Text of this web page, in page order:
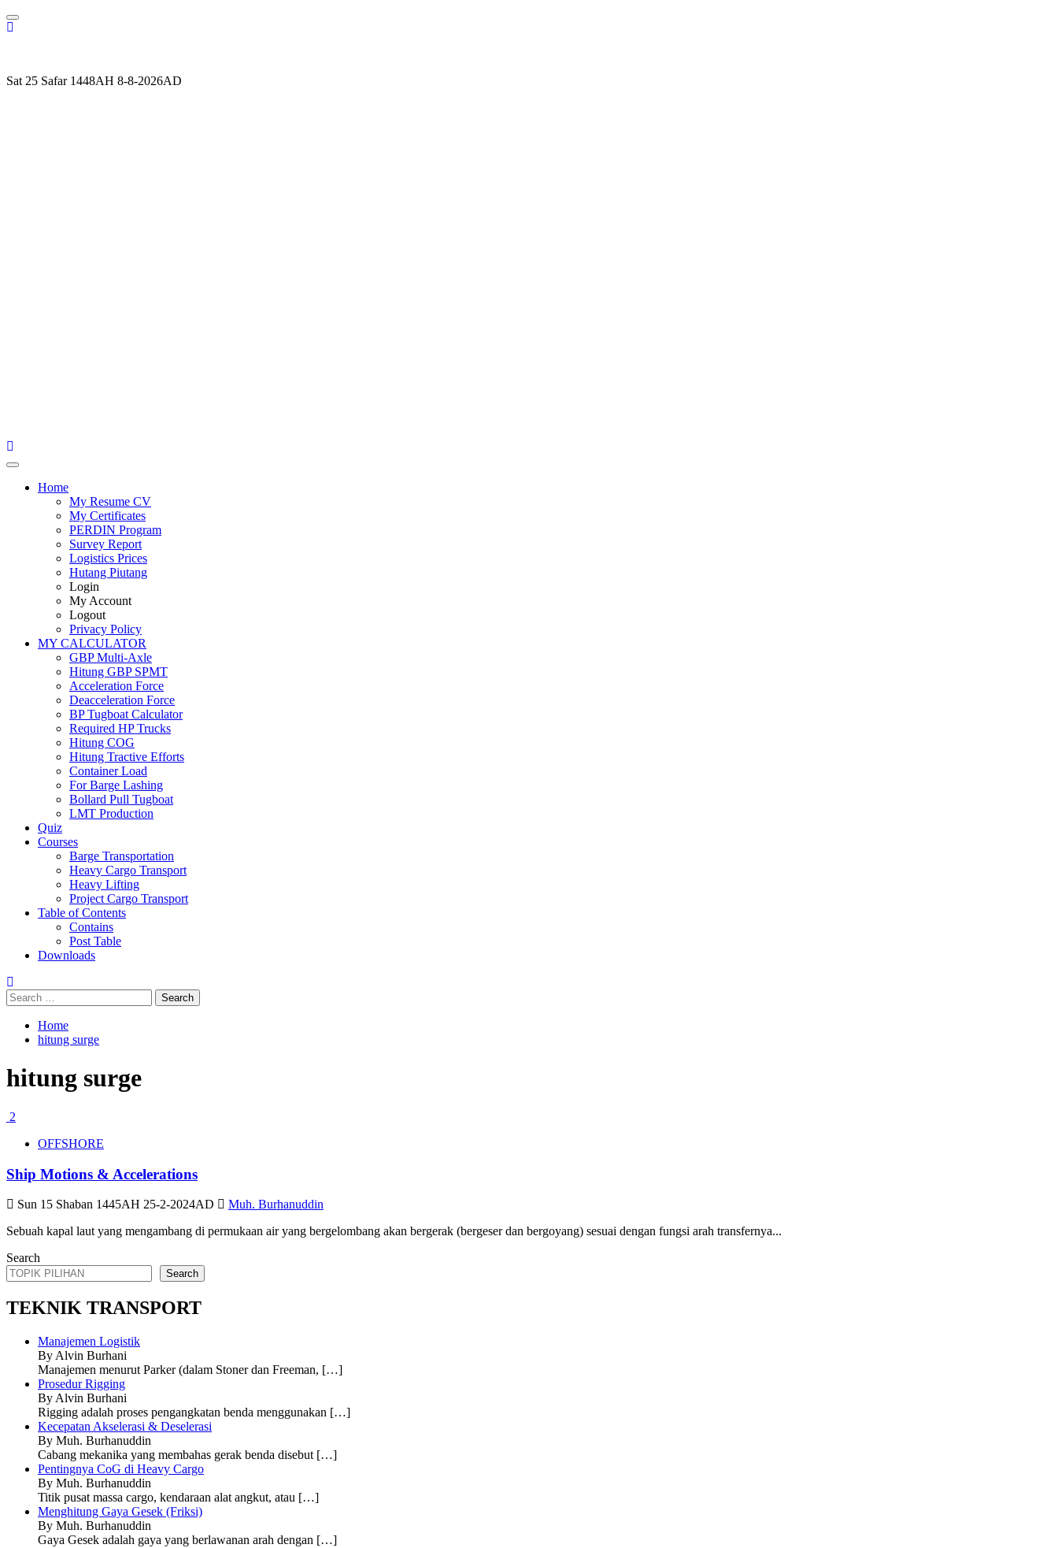
Skip
to
Sat 25 Safar 1448AH 8-8-2026AD
Primary
Home
My Resume CV
My Certificates
PERDIN Program
Survey Report
Logistics Prices
Hutang Piutang
Login
My Account
Logout
Privacy Policy
MY CALCULATOR
GBP Multi-Axle
Hitung GBP SPMT
Acceleration Force
Deacceleration Force
BP Tugboat Calculator
Required HP Trucks
Hitung COG
Hitung Tractive Efforts
Container Load
For Barge Lashing
Bollard Pull Tugboat
LMT Production
Quiz
Courses
Barge Transportation
Heavy Cargo Transport
Heavy Lifting
Project Cargo Transport
Table of Contents
Contains
Post Table
Downloads
Search
for:
Home
hitung surge
hitung surge
2
OFFSHORE
Ship Motions & Accelerations
Sun 15 Shaban 1445AH 25-2-2024AD
Muh. Burhanuddin
Sebuah kapal laut yang mengambang di permukaan air yang bergelombang akan bergerak (bergeser dan bergoyang) sesuai dengan fungsi arah transfernya...
Search
Search
TEKNIK TRANSPORT
Manajemen Logistik
By Alvin Burhani
Manajemen menurut Parker (dalam Stoner dan Freeman, […]
Prosedur Rigging
By Alvin Burhani
Rigging adalah proses pengangkatan benda menggunakan […]
Kecepatan Akselerasi & Deselerasi
By Muh. Burhanuddin
Cabang mekanika yang membahas gerak benda disebut […]
Pentingnya CoG di Heavy Cargo
By Muh. Burhanuddin
Titik pusat massa cargo, kendaraan alat angkut, atau […]
Menghitung Gaya Gesek (Friksi)
By Muh. Burhanuddin
Gaya Gesek adalah gaya yang berlawanan arah dengan […]